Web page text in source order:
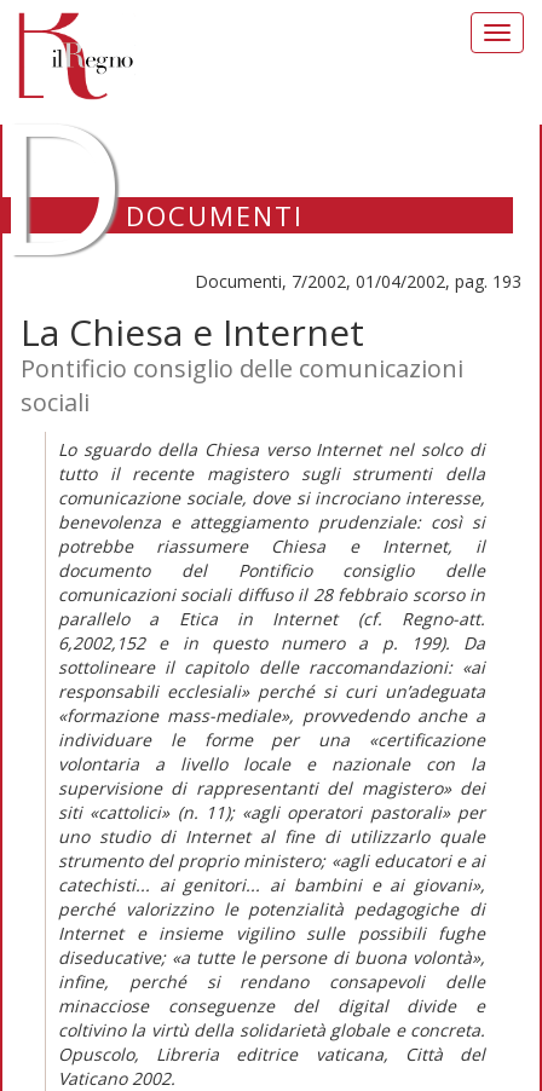
DOCUMENTI
Documenti, 7/2002, 01/04/2002, pag. 193
La Chiesa e Internet
Pontificio consiglio delle comunicazioni
sociali
Lo sguardo della Chiesa verso Internet nel solco di
tutto il recente magistero sugli strumenti della
comunicazione sociale, dove si incrociano interesse,
benevolenza e atteggiamento prudenziale: così si
potrebbe riassumere Chiesa e Internet, il
documento del Pontificio consiglio delle
comunicazioni sociali diffuso il 28 febbraio scorso in
parallelo a Etica in Internet (cf. Regno-att.
6,2002,152 e in questo numero a p. 199). Da
sottolineare il capitolo delle raccomandazioni: «ai
responsabili ecclesiali» perché si curi un’adeguata
«formazione mass-mediale», provvedendo anche a
individuare le forme per una «certificazione
volontaria a livello locale e nazionale con la
supervisione di rappresentanti del magistero» dei
siti «cattolici» (n. 11); «agli operatori pastorali» per
uno studio di Internet al fine di utilizzarlo quale
strumento del proprio ministero; «agli educatori e ai
catechisti... ai genitori... ai bambini e ai giovani»,
perché valorizzino le potenzialità pedagogiche di
Internet e insieme vigilino sulle possibili fughe
diseducative; «a tutte le persone di buona volontà»,
infine, perché si rendano consapevoli delle
minacciose conseguenze del digital divide e
coltivino la virtù della solidarietà globale e concreta.
Opuscolo, Libreria editrice vaticana, Città del
Vaticano 2002.